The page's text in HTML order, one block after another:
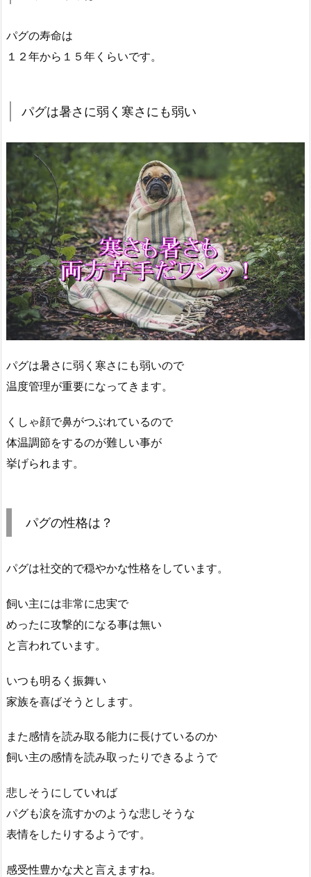
パグの寿命は
１２年から１５年くらいです。
パグは暑さに弱く寒さにも弱い
パグは暑さに弱く寒さにも弱いので
温度管理が重要になってきます。
くしゃ顔で鼻がつぶれているので
体温調節をするのが難しい事が
挙げられます。
パグの性格は？
パグは社交的で穏やかな性格をしています。
飼い主には非常に忠実で
めったに攻撃的になる事は無い
と言われています。
いつも明るく振舞い
家族を喜ばそうとします。
また感情を読み取る能力に長けているのか
飼い主の感情を読み取ったりできるようで
悲しそうにしていれば
パグも涙を流すかのような悲しそうな
表情をしたりするようです。
感受性豊かな犬と言えますね。